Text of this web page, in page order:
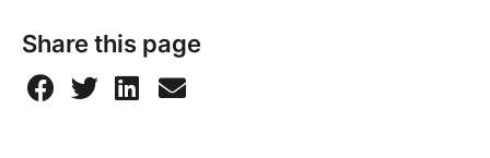
Share this page